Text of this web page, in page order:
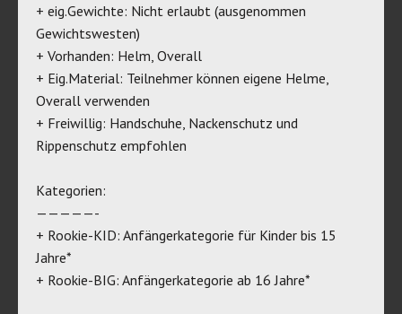
+ eig.Gewichte: Nicht erlaubt (ausgenommen
Gewichtswesten)
+ Vorhanden: Helm, Overall
+ Eig.Material: Teilnehmer können eigene Helme,
Overall verwenden
+ Freiwillig: Handschuhe, Nackenschutz und
Rippenschutz empfohlen
Kategorien:
—————-
+ Rookie-KID: Anfängerkategorie für Kinder bis 15
Jahre*
+ Rookie-BIG: Anfängerkategorie ab 16 Jahre*